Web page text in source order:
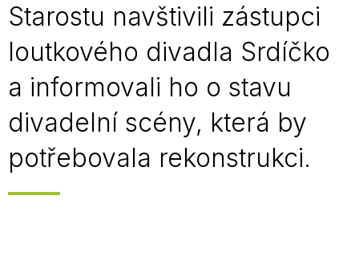
Starostu navštivili zástupci
loutkového divadla Srdíčko
a informovali ho o stavu
divadelní scény, která by
potřebovala rekonstrukci.